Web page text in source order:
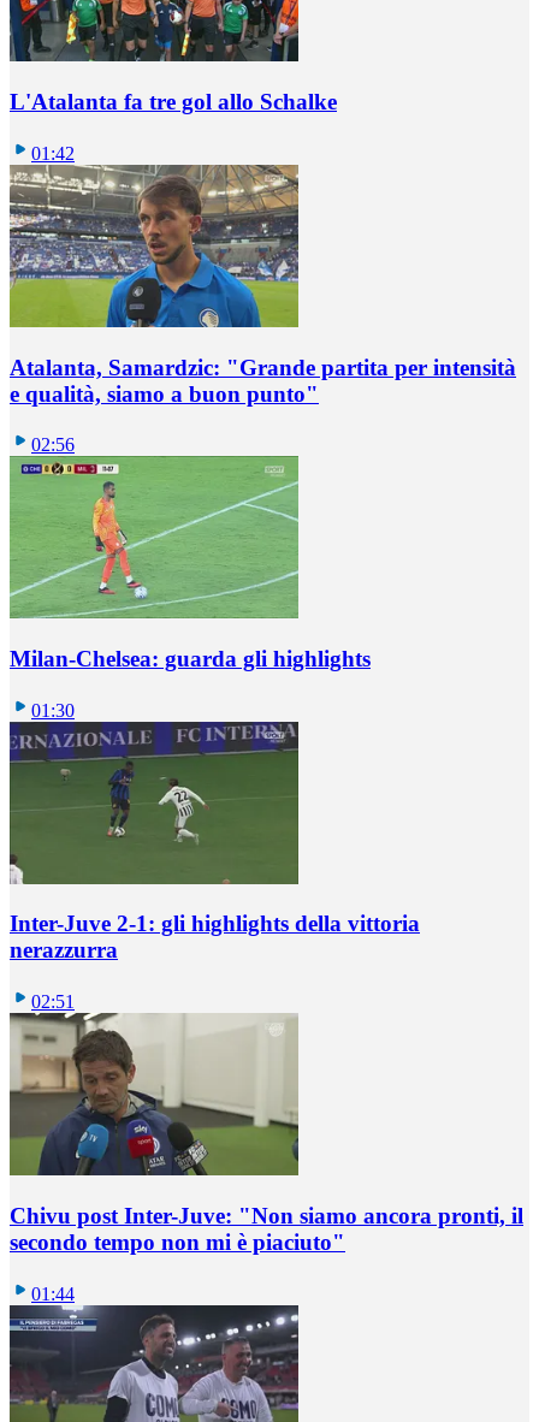
L'Atalanta fa tre gol allo Schalke
01:42
Atalanta, Samardzic: "Grande partita per intensità
e qualità, siamo a buon punto"
02:56
Milan-Chelsea: guarda gli highlights
01:30
Inter-Juve 2-1: gli highlights della vittoria
nerazzurra
02:51
Chivu post Inter-Juve: "Non siamo ancora pronti, il
secondo tempo non mi è piaciuto"
01:44